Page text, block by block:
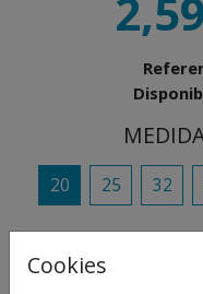
20 25 32
Cookies